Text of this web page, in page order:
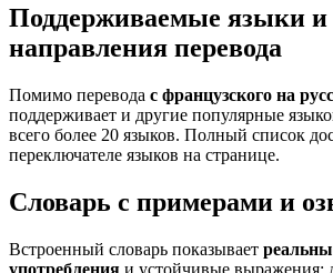
Поддерживаемые языки и
направления перевода
Помимо перевода с французского на
поддерживает и другие популярные
всего более 20 языков. Полный список
переключателе языков на странице.
Словарь с примерами и
Встроенный словарь показывает
употребления и устойчивые выражения;